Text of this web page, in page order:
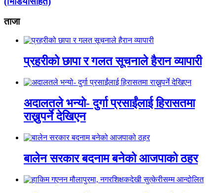
ताजा
प्रहरीको छापा र गलत सूचनाले हैरान व्यापारी
अदालतले भन्यो- दुर्गा प्रसाईंलाई हिरासतमा
राख्नुपर्ने देखिएन
बालेन सरकार बदनाम बनेको आजपाको ठहर